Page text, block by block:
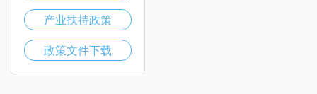
产业扶持政策
政策文件下载